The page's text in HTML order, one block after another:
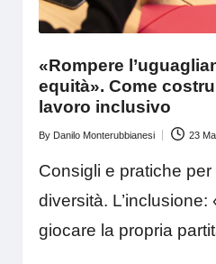
«Rompere
equità». Come
lavoro inclusivo
Posted
By Danilo Monterubbianesi 23
Consigli e pratiche
diversità. L’inclusione:
giocare la propria